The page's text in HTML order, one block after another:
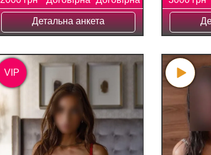
Детальна анкета
VIP